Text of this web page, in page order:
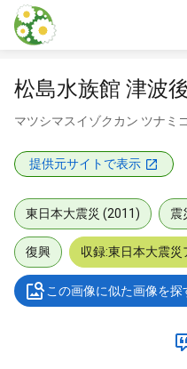
本文に飛ぶ
松島水族館 津波
マツシマスイゾクカン ツナ
提供元サイトで表示
東日本大震災 (2011) 震
復興 収録:東日本大震
この画像に似た画像を探